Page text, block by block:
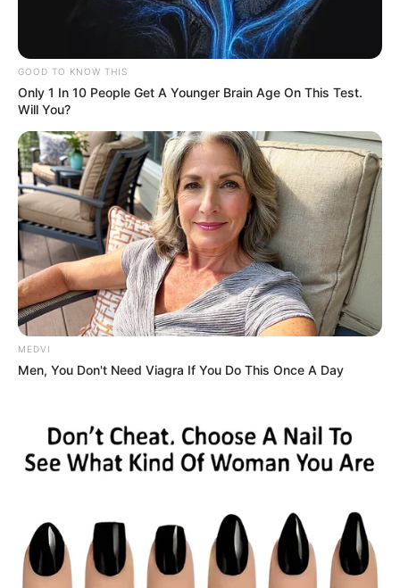
GOOD TO KNOW THIS
Only 1 In 10 People Get A Younger Brain Age On This Test.
Will You?
MEDVI
Men, You Don't Need Viagra If You Do This Once A Day